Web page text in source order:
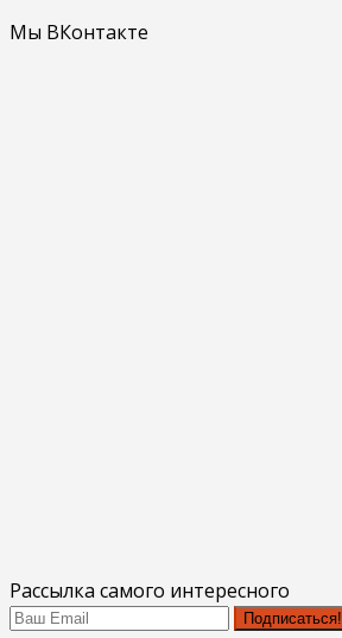
Мы ВКонтакте
Рассылка самого интересного
Подписаться!